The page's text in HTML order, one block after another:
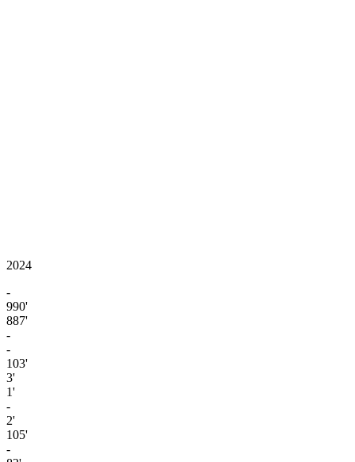
2024
-
990'
887'
-
-
103'
3'
1'
-
2'
105'
-